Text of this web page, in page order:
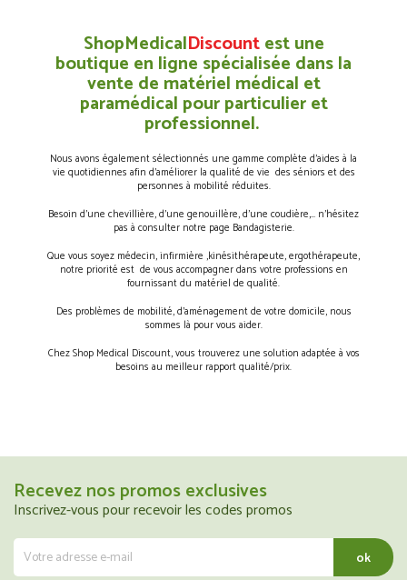
ShopMedicalDiscountest une
boutique en ligne spécialisée dans la
vente de matériel médical et
paramédical pour particulier et
professionnel.
Nous avons également sélectionnés une gamme complète d’aides à la
vie quotidiennes afin d’améliorer la qualité de vie des séniors et des
personnes à mobilité réduites.
Besoin d’une chevillière, d’une genouillère, d’une coudière,… n’hésitez
pas à consulter notre page Bandagisterie.
Que vous soyez médecin, infirmière ,kinésithérapeute, ergothérapeute,
notre priorité est de vous accompagner dans votre professions en
fournissant du matériel de qualité.
Des problèmes de mobilité, d’aménagement de votre domicile, nous
sommes là pour vous aider.
Chez Shop Medical Discount, vous trouverez une solution adaptée à vos
besoins au meilleur rapport qualité/prix.
Recevez nos promos exclusives
Inscrivez-vous pour recevoir les codes promos